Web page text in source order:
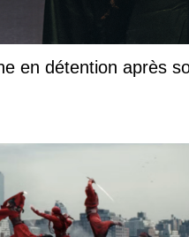
en détention après